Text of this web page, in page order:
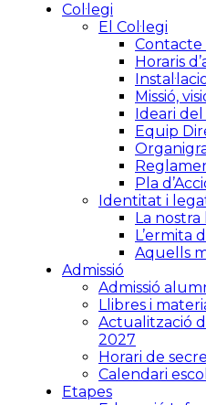
Col·legi
El Col·legi
Contacte
Horaris
Missió,
Ideari
Equip
Pla
Identitat i
La nostra
L’ermita
Aquells
Admissió
Admissió
Llibres i
Actualització
2027
Horari de
Calendari
Etapes